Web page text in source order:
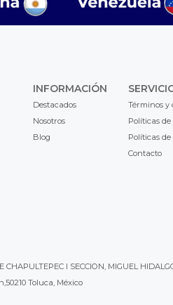
INFORMACIÓN
Destacados
Nosotros
Blog
Términos y
Políticas
Políticas
Contacto
I SECCION, MIGUEL
Toluca, México